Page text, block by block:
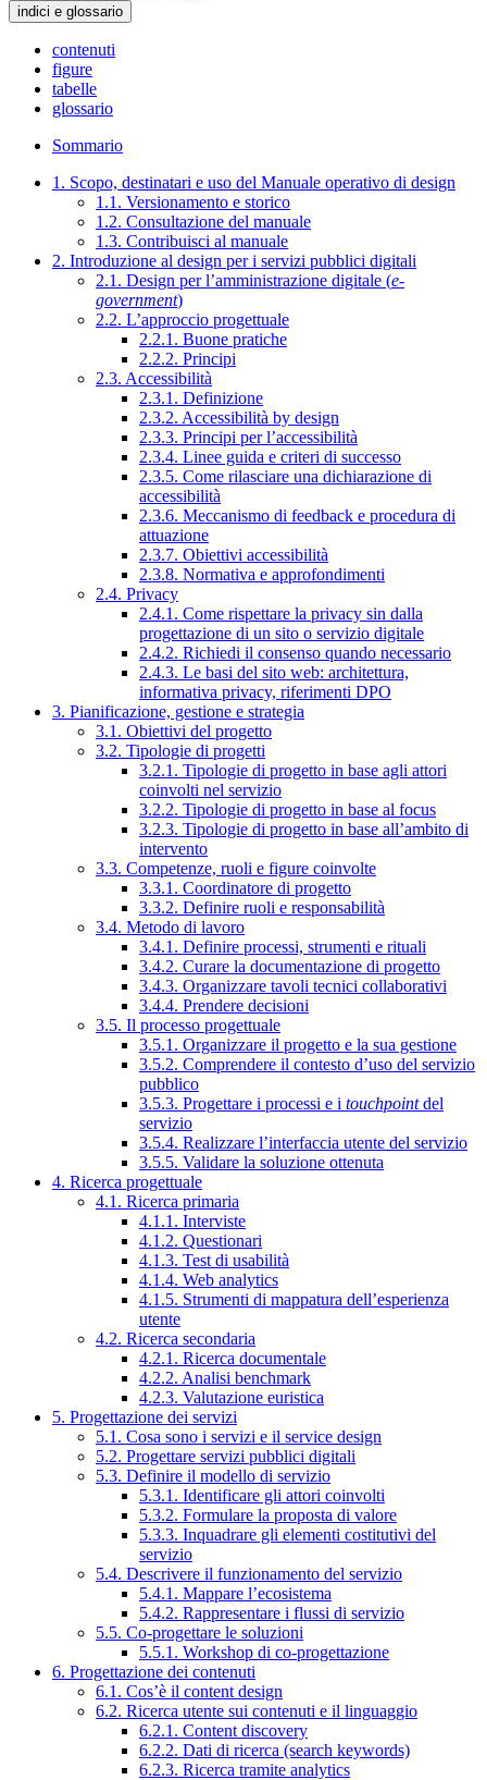
indici e glossario
contenuti
figure
tabelle
glossario
Sommario
1. Scopo, destinatari e uso del Manuale operativo di design
1.1. Versionamento e storico
1.2. Consultazione del manuale
1.3. Contribuisci al manuale
2. Introduzione al design per i servizi pubblici digitali
2.1. Design per l’amministrazione digitale (e-
government)
2.2. L’approccio progettuale
2.2.1. Buone pratiche
2.2.2. Principi
2.3. Accessibilità
2.3.1. Definizione
2.3.2. Accessibilità by design
2.3.3. Principi per l’accessibilità
2.3.4. Linee guida e criteri di successo
2.3.5. Come rilasciare una dichiarazione di
accessibilità
2.3.6. Meccanismo di feedback e procedura di
attuazione
2.3.7. Obiettivi accessibilità
2.3.8. Normativa e approfondimenti
2.4. Privacy
2.4.1. Come rispettare la privacy sin dalla
progettazione di un sito o servizio digitale
2.4.2. Richiedi il consenso quando necessario
2.4.3. Le basi del sito web: architettura,
informativa privacy, riferimenti DPO
3. Pianificazione, gestione e strategia
3.1. Obiettivi del progetto
3.2. Tipologie di progetti
3.2.1. Tipologie di progetto in base agli attori
coinvolti nel servizio
3.2.2. Tipologie di progetto in base al focus
3.2.3. Tipologie di progetto in base all’ambito di
intervento
3.3. Competenze, ruoli e figure coinvolte
3.3.1. Coordinatore di progetto
3.3.2. Definire ruoli e responsabilità
3.4. Metodo di lavoro
3.4.1. Definire processi, strumenti e rituali
3.4.2. Curare la documentazione di progetto
3.4.3. Organizzare tavoli tecnici collaborativi
3.4.4. Prendere decisioni
3.5. Il processo progettuale
3.5.1. Organizzare il progetto e la sua gestione
3.5.2. Comprendere il contesto d’uso del servizio
pubblico
3.5.3. Progettare i processi e i touchpointdel
servizio
3.5.4. Realizzare l’interfaccia utente del servizio
3.5.5. Validare la soluzione ottenuta
4. Ricerca progettuale
4.1. Ricerca primaria
4.1.1. Interviste
4.1.2. Questionari
4.1.3. Test di usabilità
4.1.4. Web analytics
4.1.5. Strumenti di mappatura dell’esperienza
utente
4.2. Ricerca secondaria
4.2.1. Ricerca documentale
4.2.2. Analisi benchmark
4.2.3. Valutazione euristica
5. Progettazione dei servizi
5.1. Cosa sono i servizi e il service design
5.2. Progettare servizi pubblici digitali
5.3. Definire il modello di servizio
5.3.1. Identificare gli attori coinvolti
5.3.2. Formulare la proposta di valore
5.3.3. Inquadrare gli elementi costitutivi del
servizio
5.4. Descrivere il funzionamento del servizio
5.4.1. Mappare l’ecosistema
5.4.2. Rappresentare i flussi di servizio
5.5. Co-progettare le soluzioni
5.5.1. Workshop di co-progettazione
6. Progettazione dei contenuti
6.1. Cos’è il content design
6.2. Ricerca utente sui contenuti e il linguaggio
6.2.1. Content discovery
6.2.2. Dati di ricerca (search keywords)
6.2.3. Ricerca tramite analytics